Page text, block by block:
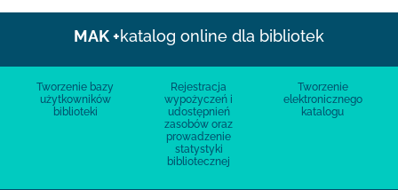
MAK +katalog online dla bibliotek
Tworzenie bazy
użytkowników
biblioteki
Rejestracja
wypożyczeń i
udostępnień
zasobów oraz
prowadzenie
statystyki
bibliotecznej
Tworzenie
elektronicznego
katalogu